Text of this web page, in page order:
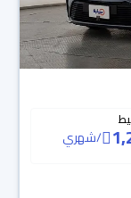
/شهري